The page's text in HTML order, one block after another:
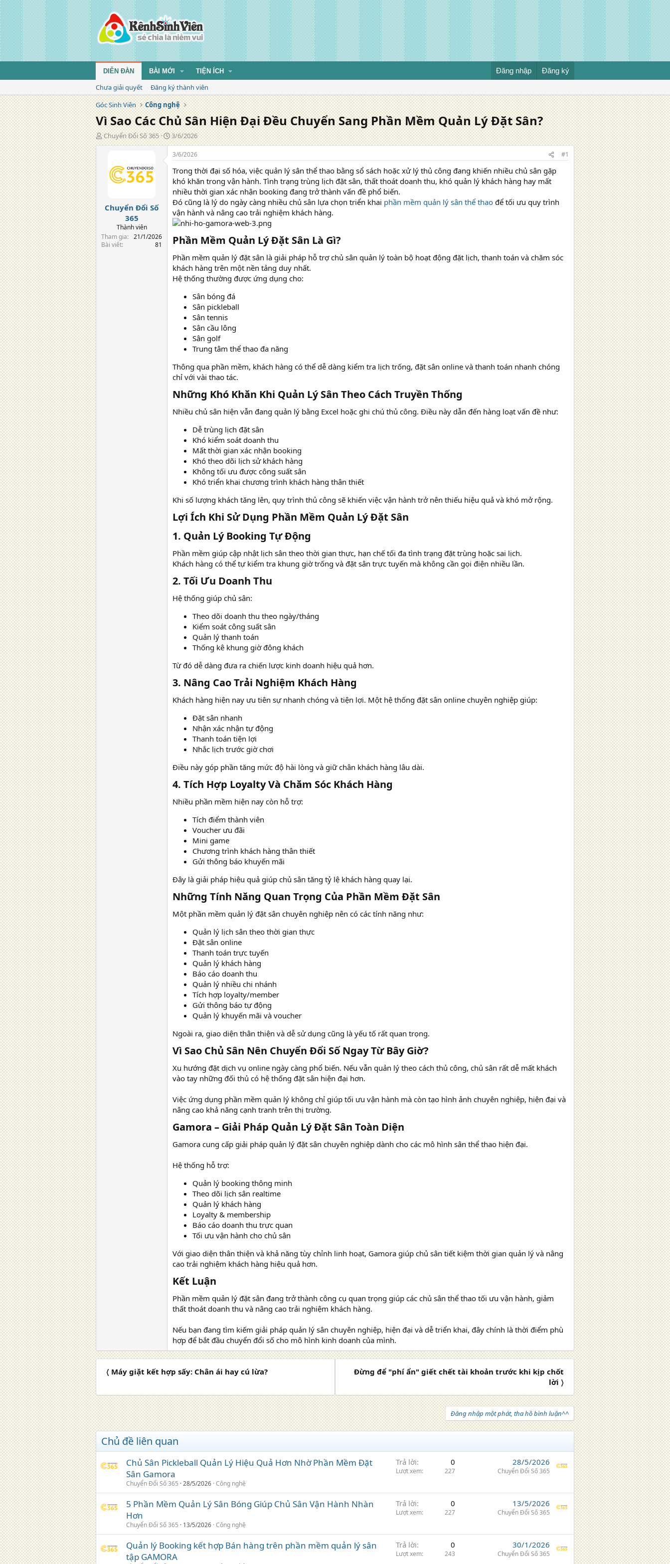
DIỄN ĐÀN BÀI MỚI TIỆN ÍCH Đăng nhập Đăng ký
Chưa giải quyết
Đăng ký thành viên
Góc Sinh Viên
Công nghệ
Vì Sao Các Chủ Sân Hiện Đại Đều Chuyển Sang Phần Mềm Quản Lý Đặt Sân?
T
á
Chuyển Đổi Số 365
N
g
à
y
đ
ă
n
g
3/6/2026
Chuyển Đổi Số
365
Thành viên
Tham gia
21/1/2026
Bài viết
81
3/6/2026 #1
Trong thời đại số hóa, việc quản lý sân thể thao bằng sổ sách hoặc xử lý thủ công đang khiến nhiều chủ sân gặp
khó khăn trong vận hành. Tình trạng trùng lịch đặt sân, thất thoát doanh thu, khó quản lý khách hàng hay mất
nhiều thời gian xác nhận booking đang trở thành vấn đề phổ biến.
Đó cũng là lý do ngày càng nhiều chủ sân lựa chọn triển khai phần mềm quản lý sân thể thao để tối ưu quy trình
vận hành và nâng cao trải nghiệm khách hàng.
Phần Mềm Quản Lý Đặt Sân Là Gì?​
Phần mềm quản lý đặt sân là giải pháp hỗ trợ chủ sân quản lý toàn bộ hoạt động đặt lịch, thanh toán và chăm sóc
khách hàng trên một nền tảng duy nhất.
Hệ thống thường được ứng dụng cho:
Sân bóng đá
Sân pickleball
Sân tennis
Sân cầu lông
Sân golf
Trung tâm thể thao đa năng
Thông qua phần mềm, khách hàng có thể dễ dàng kiểm tra lịch trống, đặt sân online và thanh toán nhanh chóng
chỉ với vài thao tác.
Những Khó Khăn Khi Quản Lý Sân Theo Cách Truyền Thống​
Nhiều chủ sân hiện vẫn đang quản lý bằng Excel hoặc ghi chú thủ công. Điều này dẫn đến hàng loạt vấn đề như:
Dễ trùng lịch đặt sân
Khó kiểm soát doanh thu
Mất thời gian xác nhận booking
Khó theo dõi lịch sử khách hàng
Không tối ưu được công suất sân
Khó triển khai chương trình khách hàng thân thiết
Khi số lượng khách tăng lên, quy trình thủ công sẽ khiến việc vận hành trở nên thiếu hiệu quả và khó mở rộng.
Lợi Ích Khi Sử Dụng Phần Mềm Quản Lý Đặt Sân​
1. Quản Lý Booking Tự Động​
Phần mềm giúp cập nhật lịch sân theo thời gian thực, hạn chế tối đa tình trạng đặt trùng hoặc sai lịch.
Khách hàng có thể tự kiểm tra khung giờ trống và đặt sân trực tuyến mà không cần gọi điện nhiều lần.
2. Tối Ưu Doanh Thu​
Hệ thống giúp chủ sân:
Theo dõi doanh thu theo ngày/tháng
Kiểm soát công suất sân
Quản lý thanh toán
Thống kê khung giờ đông khách
Từ đó dễ dàng đưa ra chiến lược kinh doanh hiệu quả hơn.
3. Nâng Cao Trải Nghiệm Khách Hàng​
Khách hàng hiện nay ưu tiên sự nhanh chóng và tiện lợi. Một hệ thống đặt sân online chuyên nghiệp giúp:
Đặt sân nhanh
Nhận xác nhận tự động
Thanh toán tiện lợi
Nhắc lịch trước giờ chơi
Điều này góp phần tăng mức độ hài lòng và giữ chân khách hàng lâu dài.
4. Tích Hợp Loyalty Và Chăm Sóc Khách Hàng​
Nhiều phần mềm hiện nay còn hỗ trợ:
Tích điểm thành viên
Voucher ưu đãi
Mini game
Chương trình khách hàng thân thiết
Gửi thông báo khuyến mãi
Đây là giải pháp hiệu quả giúp chủ sân tăng tỷ lệ khách hàng quay lại.
Những Tính Năng Quan Trọng Của Phần Mềm Đặt Sân​
Một phần mềm quản lý đặt sân chuyên nghiệp nên có các tính năng như:
Quản lý lịch sân theo thời gian thực
Đặt sân online
Thanh toán trực tuyến
Quản lý khách hàng
Báo cáo doanh thu
Quản lý nhiều chi nhánh
Tích hợp loyalty/member
Gửi thông báo tự động
Quản lý khuyến mãi và voucher
Ngoài ra, giao diện thân thiện và dễ sử dụng cũng là yếu tố rất quan trọng.
Vì Sao Chủ Sân Nên Chuyển Đổi Số Ngay Từ Bây Giờ?​
Xu hướng đặt dịch vụ online ngày càng phổ biến. Nếu vẫn quản lý theo cách thủ công, chủ sân rất dễ mất khách
vào tay những đối thủ có hệ thống đặt sân hiện đại hơn.
Việc ứng dụng phần mềm quản lý không chỉ giúp tối ưu vận hành mà còn tạo hình ảnh chuyên nghiệp, hiện đại và
nâng cao khả năng cạnh tranh trên thị trường.
Gamora – Giải Pháp Quản Lý Đặt Sân Toàn Diện​
Gamora cung cấp giải pháp quản lý đặt sân chuyên nghiệp dành cho các mô hình sân thể thao hiện đại.
Hệ thống hỗ trợ:
Quản lý booking thông minh
Theo dõi lịch sân realtime
Quản lý khách hàng
Loyalty & membership
Báo cáo doanh thu trực quan
Tối ưu vận hành cho chủ sân
Với giao diện thân thiện và khả năng tùy chỉnh linh hoạt, Gamora giúp chủ sân tiết kiệm thời gian quản lý và nâng
cao trải nghiệm khách hàng hiệu quả hơn.
Kết Luận​
Phần mềm quản lý đặt sân đang trở thành công cụ quan trọng giúp các chủ sân thể thao tối ưu vận hành, giảm
thất thoát doanh thu và nâng cao trải nghiệm khách hàng.
Nếu bạn đang tìm kiếm giải pháp quản lý sân chuyên nghiệp, hiện đại và dễ triển khai, đây chính là thời điểm phù
hợp để bắt đầu chuyển đổi số cho mô hình kinh doanh của mình.
〈 Máy giặt kết hợp sấy: Chân ái hay cú lừa?
Đừng để "phí ẩn" giết chết tài khoản trước khi kịp chốt
lời 〉
Đăng nhập một phát, tha hồ bình luận^^
Chủ đề liên quan
Chủ Sân Pickleball Quản Lý Hiệu Quả Hơn Nhờ Phần Mềm Đặt
Sân Gamora
Chuyển Đổi Số 365 28/5/2026 Công nghệ
Trả lời 0
Lượt xem 227
28/5/2026
Chuyển Đổi Số 365
5 Phần Mềm Quản Lý Sân Bóng Giúp Chủ Sân Vận Hành Nhàn
Hơn
Chuyển Đổi Số 365 13/5/2026 Công nghệ
Trả lời 0
Lượt xem 227
13/5/2026
Chuyển Đổi Số 365
Quản lý Booking kết hợp Bán hàng trên phần mềm quản lý sân
tập GAMORA
Trả lời 0
Lượt xem 243
30/1/2026
Chuyển Đổi Số 365